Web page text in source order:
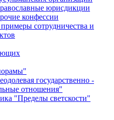
юрисдикции
конфессии
сотрудничества и
государственно -
отношения"
"Пределы светскости"